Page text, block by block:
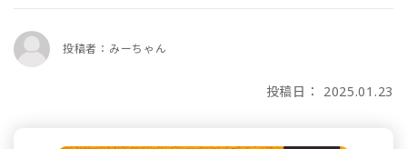
投稿者：みーちゃん
投稿日： 2025.01.23